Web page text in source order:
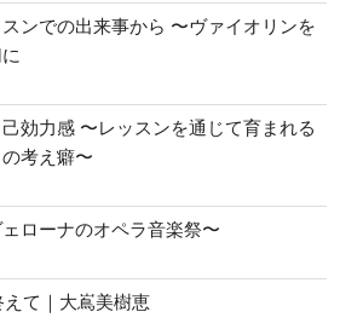
ンでの出来事から 〜ヴァイオリンを
効力感 〜レッスンを通じて育まれる
の考え癖〜
ローナのオペラ音楽祭〜
て｜大嶌美樹恵